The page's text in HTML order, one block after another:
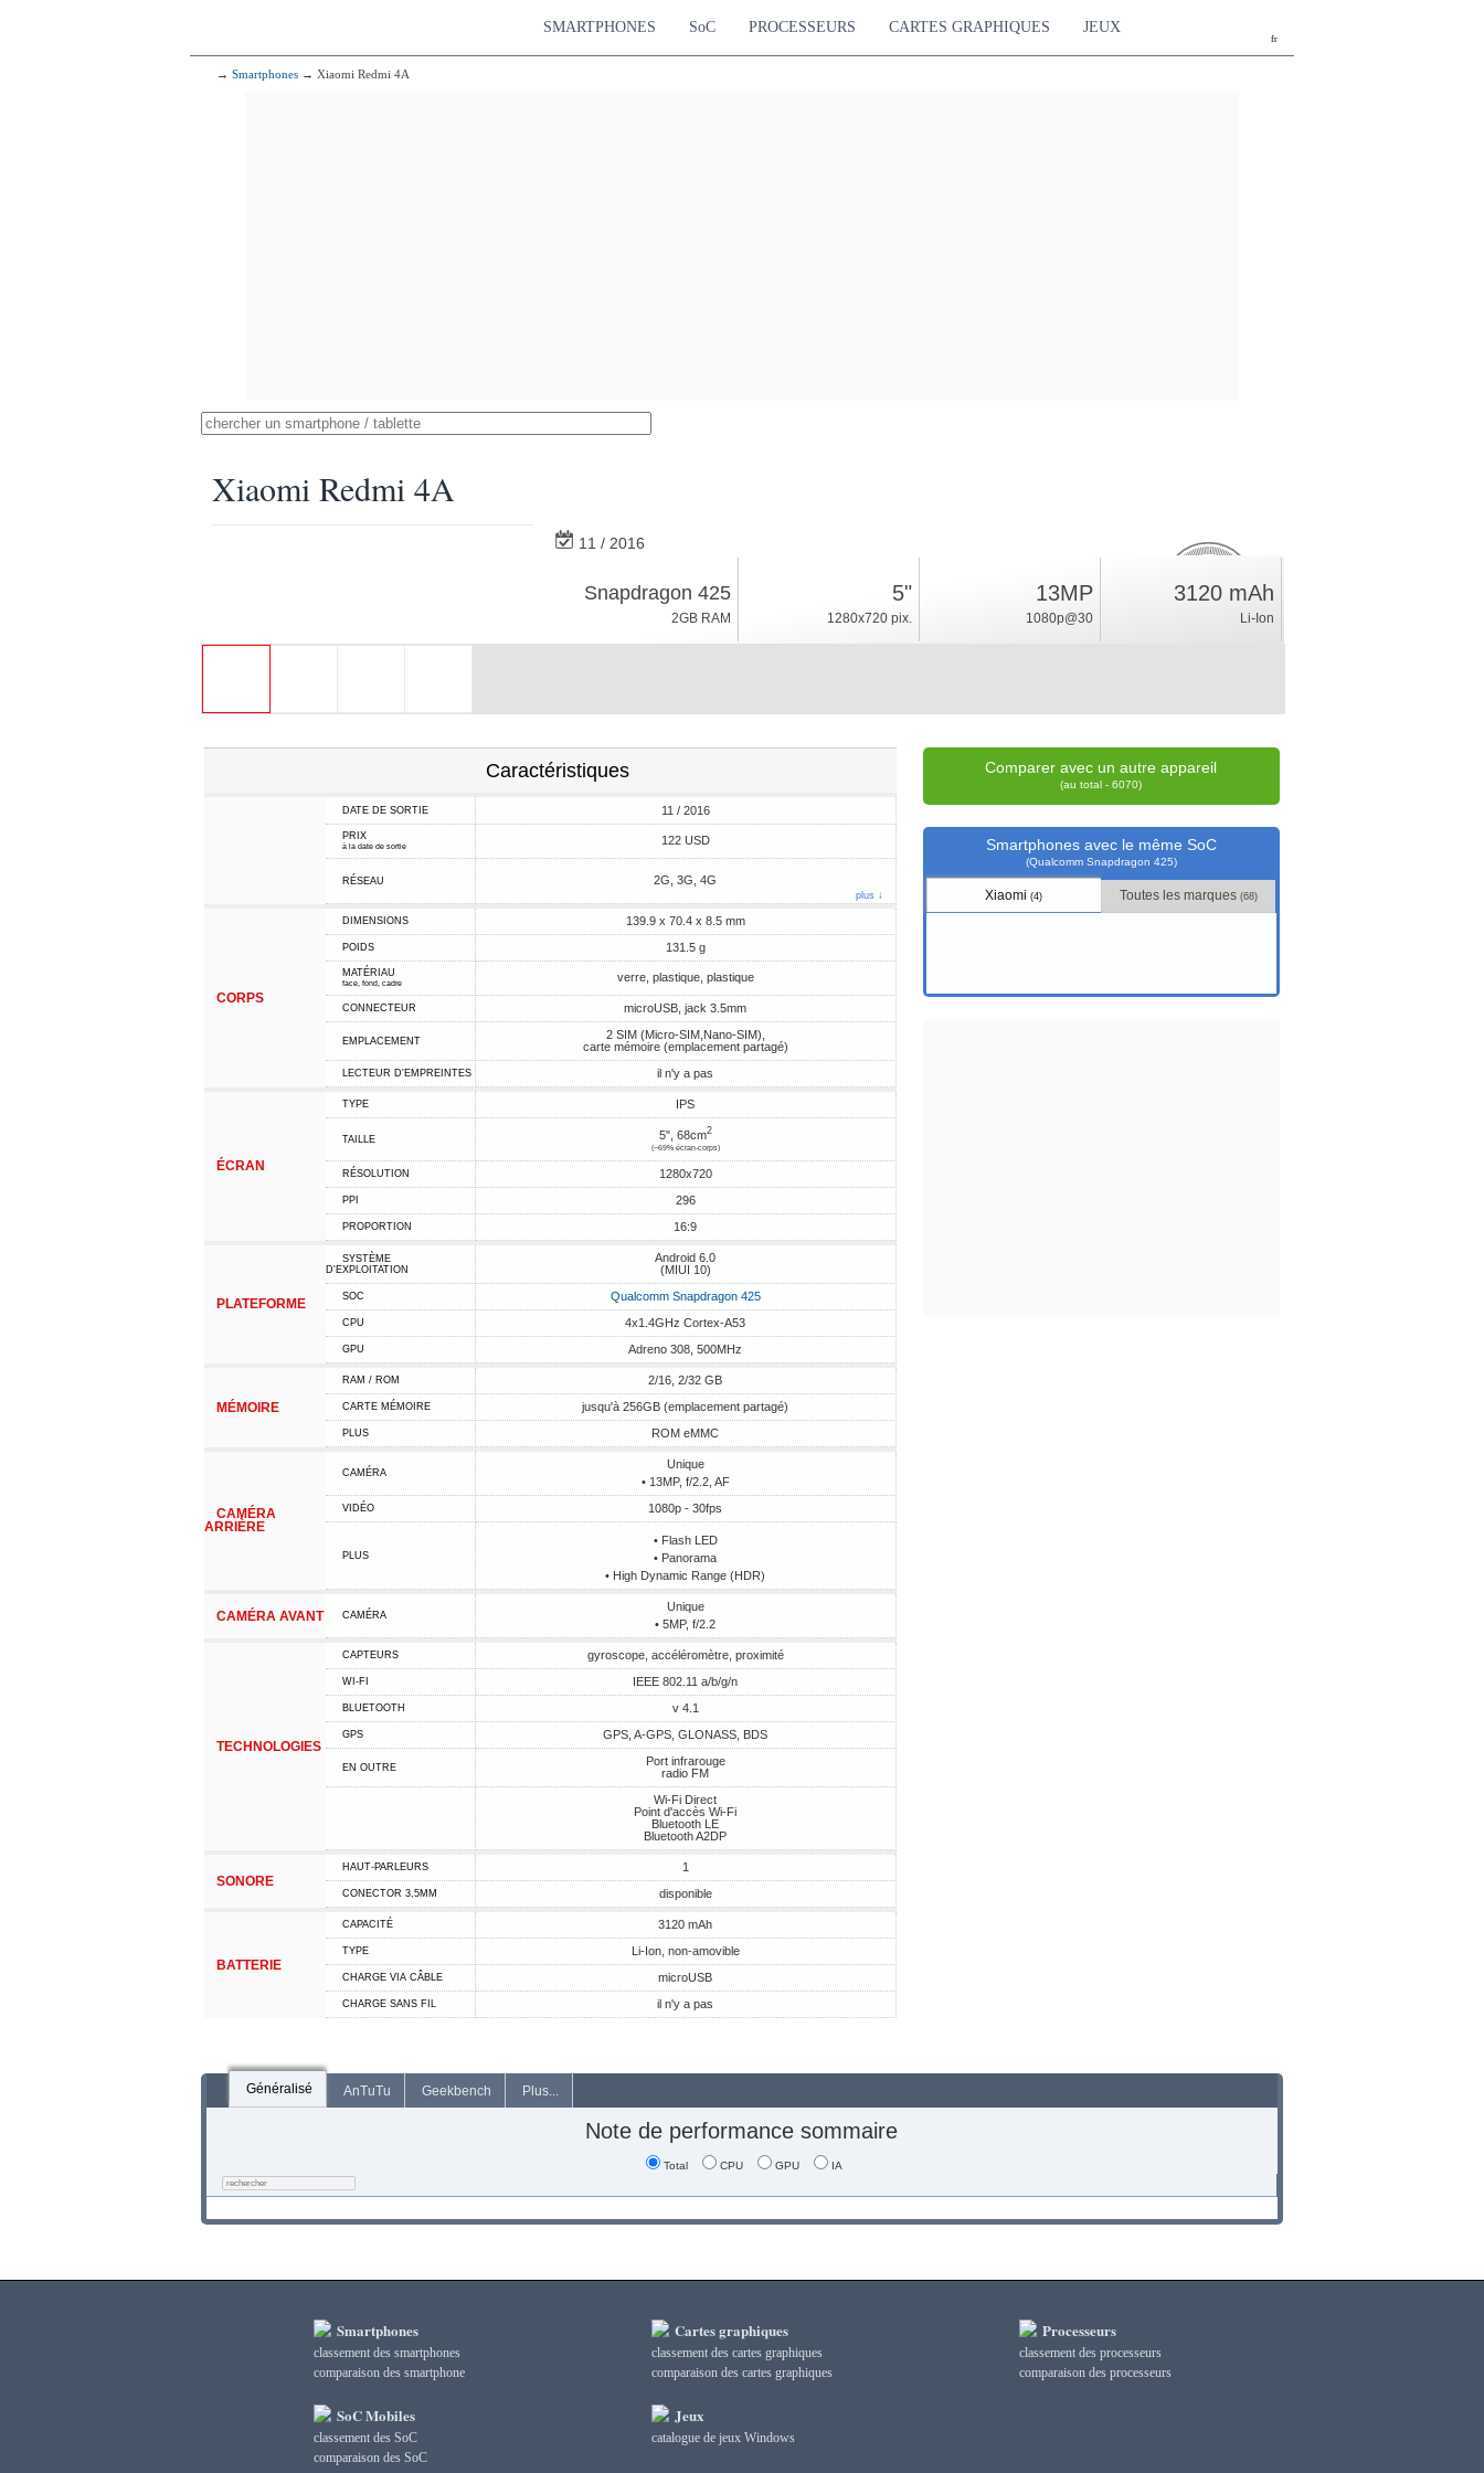
fr
SMARTPHONES SoC PROCESSEURS CARTES GRAPHIQUES JEUX
→ Smartphones → Xiaomi Redmi 4A
Xiaomi Redmi 4A
11 / 2016
Android 6.0, MIUI 10
2.3%
Snapdragon 425
2GB RAM
5"
1280x720 pix.
13MP
1080p@30
3120 mAh
Li-Ion
Caractéristiques
DATE DE SORTIE 11 / 2016
PRIX
à la date de sortie 122 USD
RÉSEAU 2G, 3G, 4G
plus ↓
CORPS
DIMENSIONS 139.9 x 70.4 x 8.5 mm
POIDS 131.5 g
MATÉRIAU
face, fond, cadre verre, plastique, plastique
CONNECTEUR microUSB, jack 3.5mm
EMPLACEMENT
2 SIM (Micro-SIM,Nano-SIM),
carte mémoire (emplacement partagé)
LECTEUR D'EMPREINTES il n'y a pas
ÉCRAN
TYPE IPS
TAILLE 5", 68cm2
(~69% écran-corps)
RÉSOLUTION 1280x720
PPI 296
PROPORTION 16:9
PLATEFORME
SYSTÈME
D'EXPLOITATION
Android 6.0
(MIUI 10)
SOC Qualcomm Snapdragon 425
CPU 4x1.4GHz Cortex-A53
GPU Adreno 308, 500MHz
MÉMOIRE
RAM / ROM 2/16, 2/32 GB
CARTE MÉMOIRE jusqu'à 256GB (emplacement partagé)
PLUS ROM eMMC
CAMÉRA
ARRIÈRE
CAMÉRA
Unique
• 13MP, f/2.2, AF
VIDÉO 1080p - 30fps
PLUS
• Flash LED
• Panorama
• High Dynamic Range (HDR)
CAMÉRA AVANT CAMÉRA
Unique
• 5MP, f/2.2
TECHNOLOGIES
CAPTEURS gyroscope, accéléromètre, proximité
WI-FI IEEE 802.11 a/b/g/n
BLUETOOTH v 4.1
GPS GPS, A-GPS, GLONASS, BDS
EN OUTRE
Port infrarouge
radio FM
Wi-Fi Direct
Point d'accès Wi-Fi
Bluetooth LE
Bluetooth A2DP
SONORE
HAUT-PARLEURS 1
CONECTOR 3,5MM disponible
BATTERIE
CAPACITÉ 3120 mAh
TYPE Li-Ion, non-amovible
CHARGE VIA CÂBLE microUSB
CHARGE SANS FIL il n'y a pas
Comparer avec un autre appareil
(au total - 6070)
Smartphones avec le même SoC
(Qualcomm Snapdragon 425)
Xiaomi(4) Toutes les marques (68)
Généralisé AnTuTu Geekbench Plus...
Note de performance sommaire
Total CPU GPU IA
Smartphones
classement des smartphones
сomparaison des smartphone
SoC Mobiles
classement des SoC
сomparaison des SoC
Cartes graphiques
classement des cartes graphiques
сomparaison des cartes graphiques
Jeux
catalogue de jeux Windows
Processeurs
classement des processeurs
сomparaison des processeurs